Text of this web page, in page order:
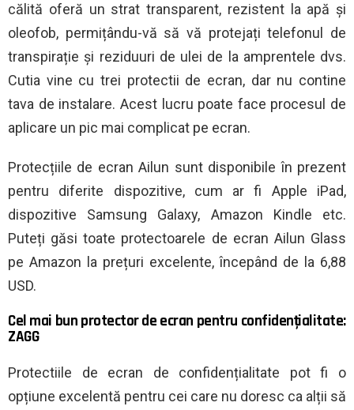
călită oferă un strat transparent, rezistent la apă și
oleofob, permițându-vă să vă protejați telefonul de
transpirație și reziduuri de ulei de la amprentele dvs.
Cutia vine cu trei protectii de ecran, dar nu contine
tava de instalare. Acest lucru poate face procesul de
aplicare un pic mai complicat pe ecran.
Protecțiile de ecran Ailun sunt disponibile în prezent
pentru diferite dispozitive, cum ar fi Apple iPad,
dispozitive Samsung Galaxy, Amazon Kindle etc.
Puteți găsi toate protectoarele de ecran Ailun Glass
pe Amazon la prețuri excelente, începând de la 6,88
USD.
Cel mai bun protector de ecran pentru confidențialitate:
ZAGG
Protectiile de ecran de confidențialitate pot fi o
opțiune excelentă pentru cei care nu doresc ca alții să